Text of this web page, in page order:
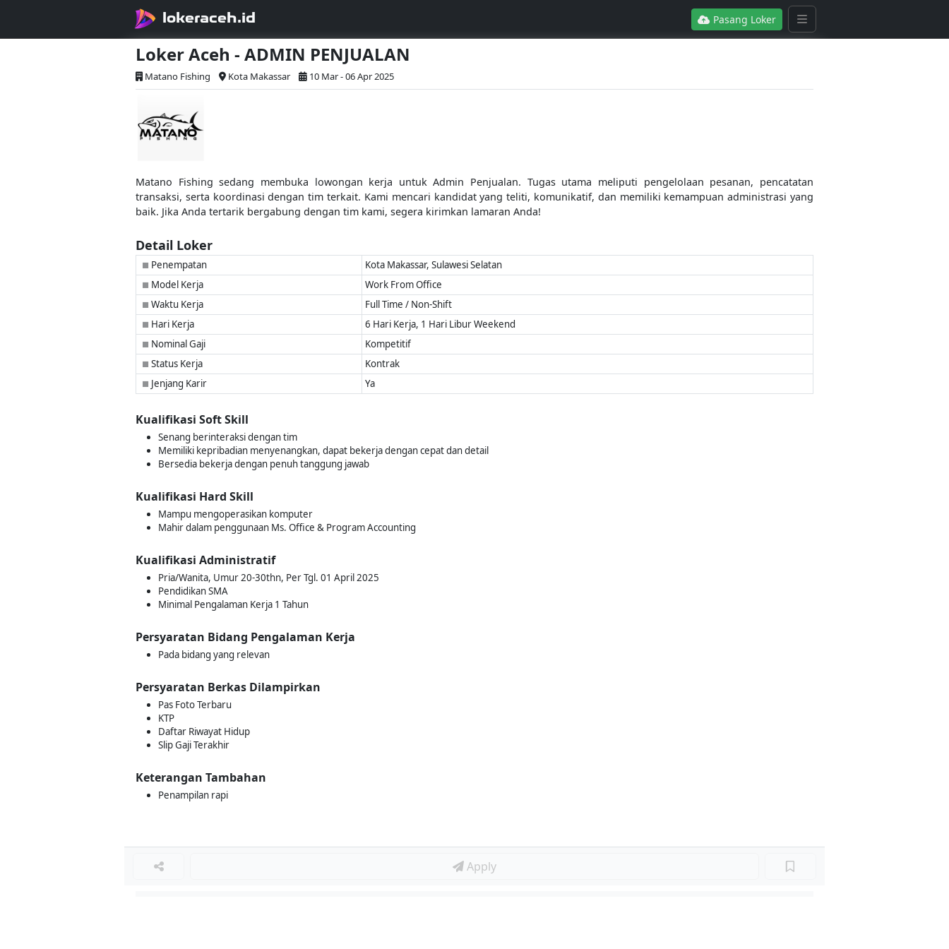
lokeraceh.id Pasang Loker
Loker Aceh - ADMIN PENJUALAN
Matano Fishing Kota Makassar 10 Mar - 06 Apr 2025
Matano Fishing sedang membuka lowongan kerja untuk Admin Penjualan. Tugas utama meliputi pengelolaan pesanan, pencatatan
transaksi, serta koordinasi dengan tim terkait. Kami mencari kandidat yang teliti, komunikatif, dan memiliki kemampuan administrasi yang
baik. Jika Anda tertarik bergabung dengan tim kami, segera kirimkan lamaran Anda!
Detail Loker
■ Penempatan Kota Makassar, Sulawesi Selatan
■ Model Kerja Work From Office
■ Waktu Kerja Full Time / Non-Shift
■ Hari Kerja 6 Hari Kerja, 1 Hari Libur Weekend
■ Nominal Gaji Kompetitif
■ Status Kerja Kontrak
■ Jenjang Karir Ya
Kualifikasi Soft Skill
Senang berinteraksi dengan tim
Memiliki kepribadian menyenangkan, dapat bekerja dengan cepat dan detail
Bersedia bekerja dengan penuh tanggung jawab
Kualifikasi Hard Skill
Mampu mengoperasikan komputer
Mahir dalam penggunaan Ms. Office & Program Accounting
Kualifikasi Administratif
Pria/Wanita, Umur 20-30thn, Per Tgl. 01 April 2025
Pendidikan SMA
Minimal Pengalaman Kerja 1 Tahun
Persyaratan Bidang Pengalaman Kerja
Pada bidang yang relevan
Persyaratan Berkas Dilampirkan
Pas Foto Terbaru
KTP
Daftar Riwayat Hidup
Slip Gaji Terakhir
Keterangan Tambahan
Penampilan rapi
Apply